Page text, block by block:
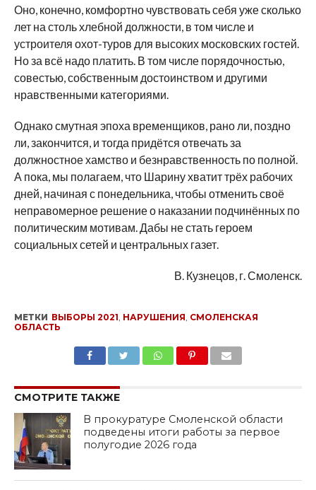
Оно, конечно, комфортно чувствовать себя уже сколько
лет на столь хлебной должности, в том числе и
устроителя охот-туров для высоких московских гостей.
Но за всё надо платить. В том числе порядочностью,
совестью, собственным достоинством и другими
нравственными категориями.
Однако смутная эпоха временщиков, рано ли, поздно
ли, закончится, и тогда придётся отвечать за
должностное хамство и безнравственность по полной.
А пока, мы полагаем, что Шарину хватит трёх рабочих
дней, начиная с понедельника, чтобы отменить своё
неправомерное решение о наказании подчинённых по
политическим мотивам. Дабы не стать героем
социальных сетей и центральных газет.
В. Кузнецов, г. Смоленск.
МЕТКИ ВЫБОРЫ 2021 НАРУШЕНИЯ СМОЛЕНСКАЯ
ОБЛАСТЬ
СМОТРИТЕ ТАКЖЕ
В прокуратуре Смоленской области
подведены итоги работы за первое
полугодие 2026 года